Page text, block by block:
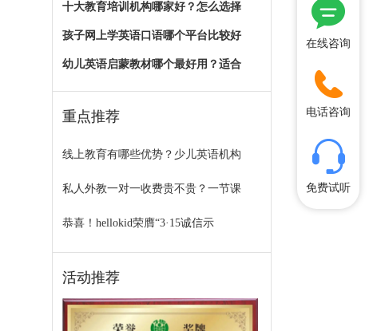
十大教育培训机构哪家好？怎么选择
孩子网上学英语口语哪个平台比较好
幼儿英语启蒙教材哪个最好用？适合
重点推荐
线上教育有哪些优势？少儿英语机构
私人外教一对一收费贵不贵？一节课
恭喜！hellokid荣膺“3·15诚信示
活动推荐
在线咨询
电话咨询
免费试听